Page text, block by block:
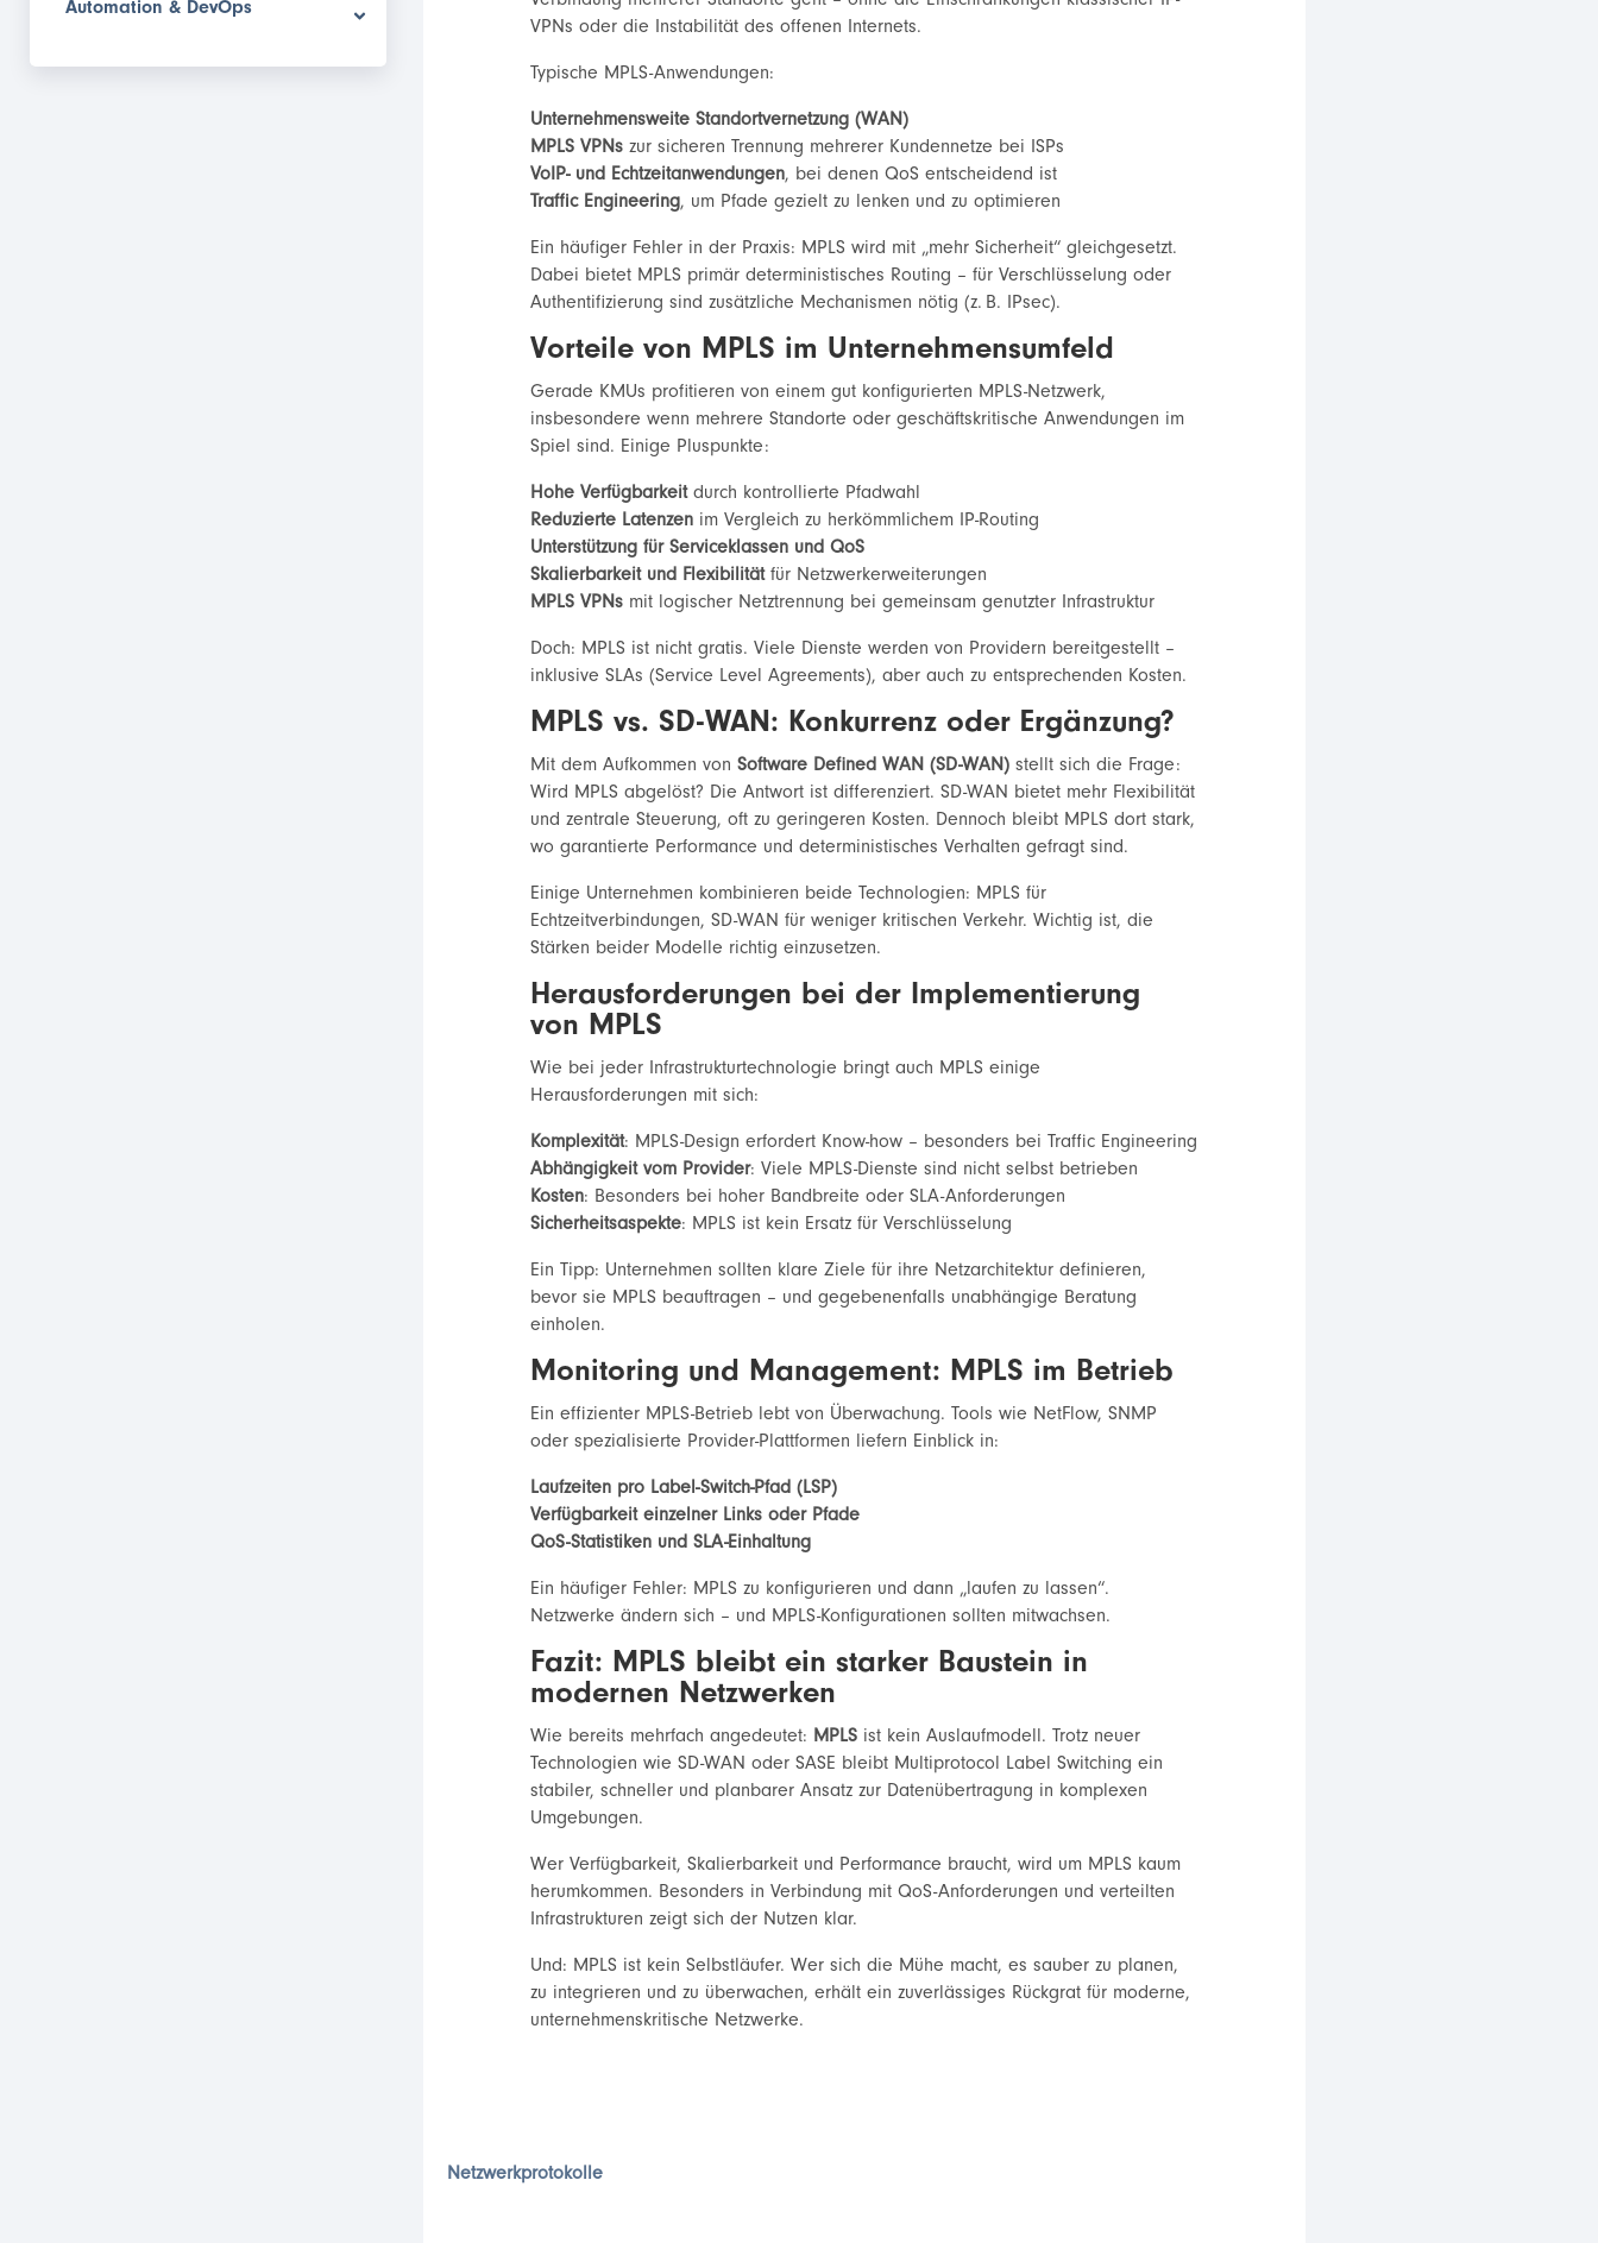
Automation & DevOps
VPNs oder die Instabilität des offenen Internets.
Typische MPLS-Anwendungen:
Unternehmensweite Standortvernetzung (WAN)
MPLS VPNs zur sicheren Trennung mehrerer Kundennetze bei ISPs
VoIP- und Echtzeitanwendungen, bei denen QoS entscheidend ist
Traffic Engineering, um Pfade gezielt zu lenken und zu optimieren
Ein häufiger Fehler in der Praxis: MPLS wird mit „mehr Sicherheit“ gleichgesetzt.
Dabei bietet MPLS primär deterministisches Routing – für Verschlüsselung oder
Authentifizierung sind zusätzliche Mechanismen nötig (z. B. IPsec).
Vorteile von MPLS im Unternehmensumfeld
Gerade KMUs profitieren von einem gut konfigurierten MPLS-Netzwerk,
insbesondere wenn mehrere Standorte oder geschäftskritische Anwendungen im
Spiel sind. Einige Pluspunkte:
Hohe Verfügbarkeitdurch kontrollierte Pfadwahl
Reduzierte Latenzen im Vergleich zu herkömmlichem IP-Routing
Unterstützung für Serviceklassen und QoS
Skalierbarkeit und Flexibilitätfür Netzwerkerweiterungen
MPLS VPNs mit logischer Netztrennung bei gemeinsam genutzter Infrastruktur
Doch: MPLS ist nicht gratis. Viele Dienste werden von Providern bereitgestellt –
inklusive SLAs (Service Level Agreements), aber auch zu entsprechenden Kosten.
MPLS vs. SD-WAN: Konkurrenz oder Ergänzung?
Mit dem Aufkommen vonSoftware Defined WAN (SD-WAN) stellt sich die Frage:
Wird MPLS abgelöst? Die Antwort ist differenziert. SD-WAN bietet mehr Flexibilität
und zentrale Steuerung, oft zu geringeren Kosten. Dennoch bleibt MPLS dort stark,
wo garantierte Performance und deterministisches Verhalten gefragt sind.
Einige Unternehmen kombinieren beide Technologien: MPLS für
Echtzeitverbindungen, SD-WAN für weniger kritischen Verkehr. Wichtig ist, die
Stärken beider Modelle richtig einzusetzen.
Herausforderungen bei der Implementierung
von MPLS
Wie bei jeder Infrastrukturtechnologie bringt auch MPLS einige
Herausforderungen mit sich:
Komplexität: MPLS-Design erfordert Know-how – besonders bei Traffic Engineering
Abhängigkeit vom Provider: Viele MPLS-Dienste sind nicht selbst betrieben
Kosten: Besonders bei hoher Bandbreite oder SLA-Anforderungen
Sicherheitsaspekte: MPLS ist kein Ersatz für Verschlüsselung
Ein Tipp: Unternehmen sollten klare Ziele für ihre Netzarchitektur definieren,
bevor sie MPLS beauftragen – und gegebenenfalls unabhängige Beratung
einholen.
Monitoring und Management: MPLS im Betrieb
Ein effizienter MPLS-Betrieb lebt von Überwachung. Tools wie NetFlow, SNMP
oder spezialisierte Provider-Plattformen liefern Einblick in:
Laufzeiten pro Label-Switch-Pfad (LSP)
Verfügbarkeit einzelner Links oder Pfade
QoS-Statistiken und SLA-Einhaltung
Ein häufiger Fehler: MPLS zu konfigurieren und dann „laufen zu lassen“.
Netzwerke ändern sich – und MPLS-Konfigurationen sollten mitwachsen.
Fazit: MPLS bleibt ein starker Baustein in
modernen Netzwerken
Wie bereits mehrfach angedeutet: MPLS ist kein Auslaufmodell. Trotz neuer
Technologien wie SD-WAN oder SASE bleibt Multiprotocol Label Switching ein
stabiler, schneller und planbarer Ansatz zur Datenübertragung in komplexen
Umgebungen.
Wer Verfügbarkeit, Skalierbarkeit und Performance braucht, wird um MPLS kaum
herumkommen. Besonders in Verbindung mit QoS-Anforderungen und verteilten
Infrastrukturen zeigt sich der Nutzen klar.
Und: MPLS ist kein Selbstläufer. Wer sich die Mühe macht, es sauber zu planen,
zu integrieren und zu überwachen, erhält ein zuverlässiges Rückgrat für moderne,
unternehmenskritische Netzwerke.
Netzwerkprotokolle